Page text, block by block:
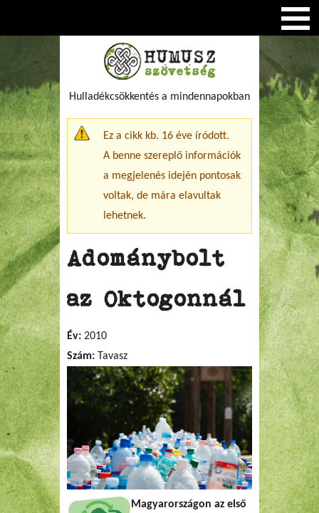
Hulladékcsökkentés a mindennapokban
Figyelmeztető üzenet
Ez a cikk kb. 16 éve íródott.
A benne szereplő információk
a megjelenés idején pontosak
voltak, de mára elavultak
lehetnek.
Adománybolt
az Oktogonnál
Év: 2010
Szám: Tavasz
Magyarországon az első